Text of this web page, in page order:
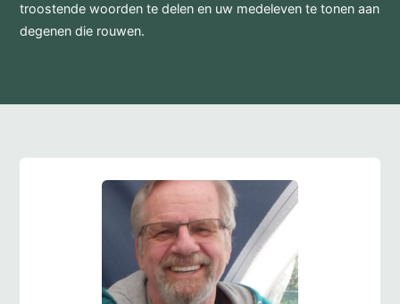
troostende woorden te delen en uw medeleven te tonen aan
degenen die rouwen.